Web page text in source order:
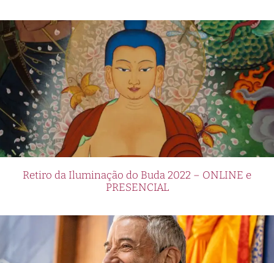
Retiro da Iluminação do Buda 2022 – ONLINE e
PRESENCIAL